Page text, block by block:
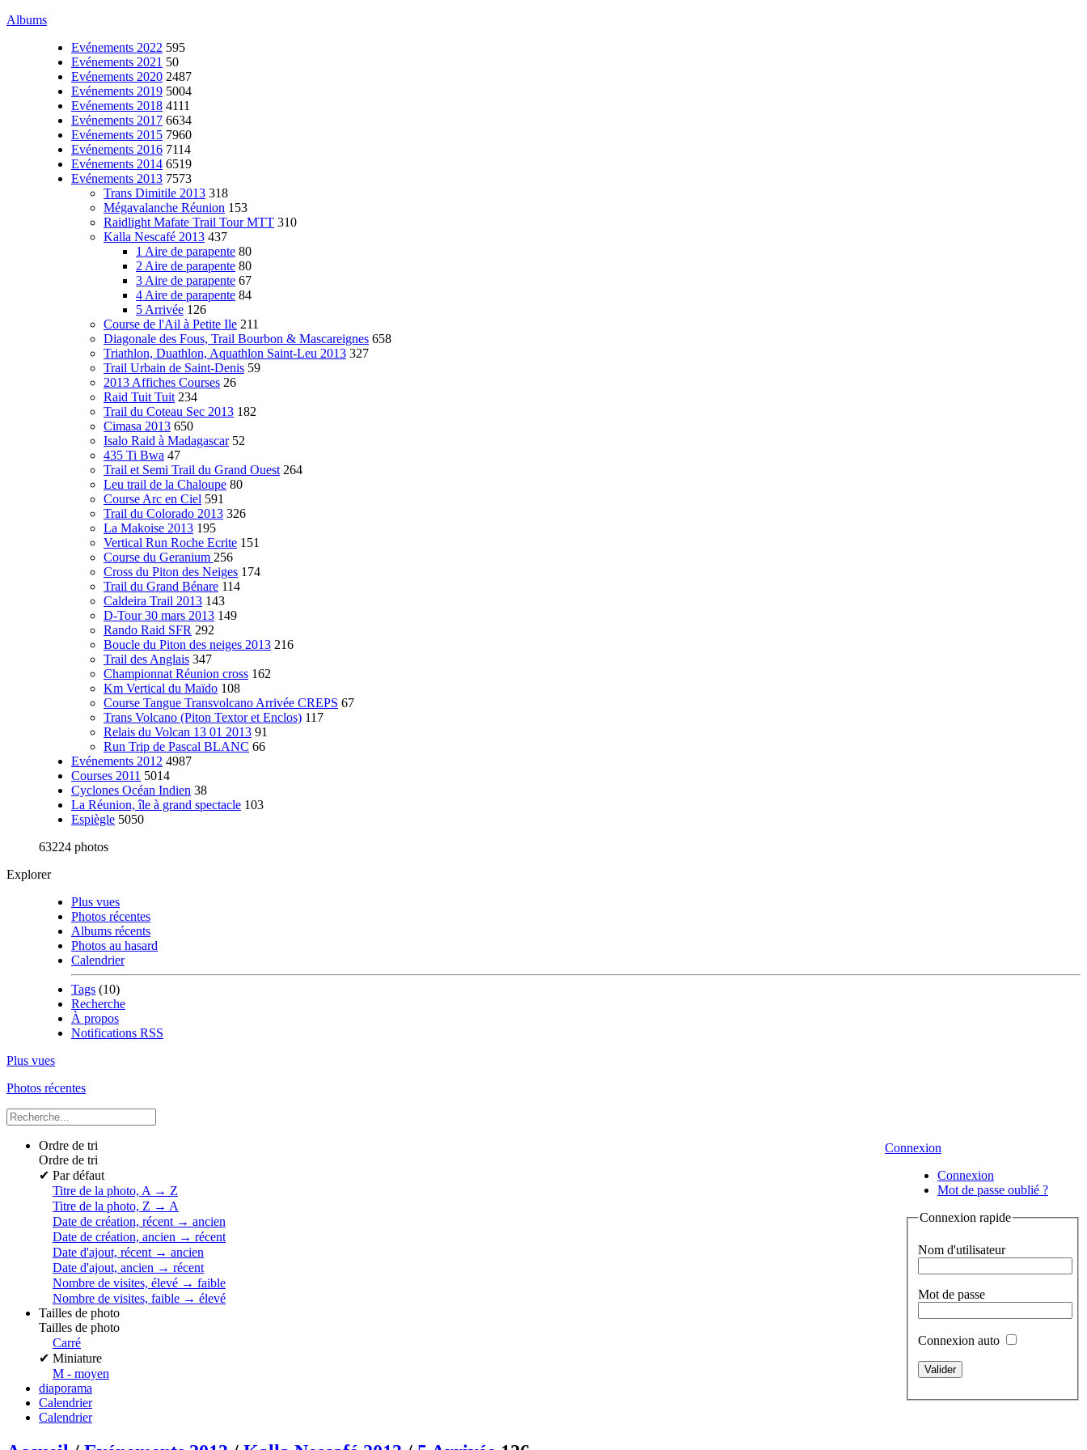
Albums
Evénements 2022 595
Evénements 2021 50
Evénements 2020 2487
Evénements 2019 5004
Evénements 2018 4111
Evénements 2017 6634
Evénements 2015 7960
Evénements 2016 7114
Evénements 2014 6519
Evénements 2013 7573
Trans Dimitile 2013 318
Mégavalanche Réunion 153
Raidlight Mafate Trail Tour MTT 310
Kalla Nescafé 2013 437
1 Aire de parapente 80
2 Aire de parapente 80
3 Aire de parapente 67
4 Aire de parapente 84
5 Arrivée 126
Course de l'Ail à Petite Ile 211
Diagonale des Fous, Trail Bourbon & Mascareignes 658
Triathlon, Duathlon, Aquathlon Saint-Leu 2013 327
Trail Urbain de Saint-Denis 59
2013 Affiches Courses 26
Raid Tuit Tuit 234
Trail du Coteau Sec 2013 182
Cimasa 2013 650
Isalo Raid à Madagascar 52
435 Ti Bwa 47
Trail et Semi Trail du Grand Ouest 264
Leu trail de la Chaloupe 80
Course Arc en Ciel 591
Trail du Colorado 2013 326
La Makoise 2013 195
Vertical Run Roche Ecrite 151
Course du Geranium 256
Cross du Piton des Neiges 174
Trail du Grand Bénare 114
Caldeira Trail 2013 143
D-Tour 30 mars 2013 149
Rando Raid SFR 292
Boucle du Piton des neiges 2013 216
Trail des Anglais 347
Championnat Réunion cross 162
Km Vertical du Maïdo 108
Course Tangue Transvolcano Arrivée CREPS 67
Trans Volcano (Piton Textor et Enclos) 117
Relais du Volcan 13 01 2013 91
Run Trip de Pascal BLANC 66
Evénements 2012 4987
Courses 2011 5014
Cyclones Océan Indien 38
La Réunion, île à grand spectacle 103
Espiègle 5050
63224 photos
Explorer
Plus vues
Photos récentes
Albums récents
Photos au hasard
Calendrier
Tags (10)
Recherche
À propos
Notifications RSS
Plus vues
Photos récentes
Connexion
Connexion
Mot de passe oublié ?
Connexion rapide
Nom d'utilisateur
Mot de passe
Connexion auto
Ordre de tri
Ordre de tri
✔ Par défaut
Titre de la photo, A → Z
Titre de la photo, Z → A
Date de création, récent → ancien
Date de création, ancien → récent
Date d'ajout, récent → ancien
Date d'ajout, ancien → récent
Nombre de visites, élevé → faible
Nombre de visites, faible → élevé
Tailles de photo
Tailles de photo
Carré
✔ Miniature
M - moyen
diaporama
Calendrier
Calendrier